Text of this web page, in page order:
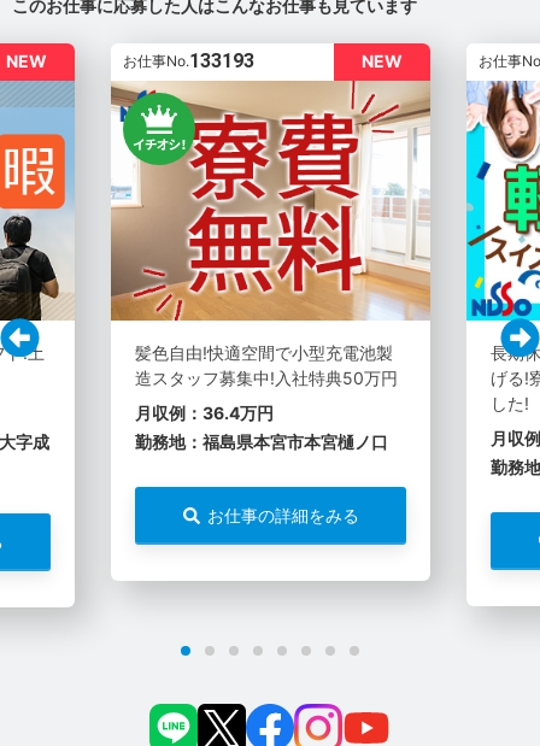
このお仕事に応募した人はこんなお仕事も見ています
NEW
ト!土
字成
NEW
お仕事No.133193
髪色自由!快適空間で小型充電池製
造スタッフ募集中!入社特典50万円
月収例：36.4万円
勤務地：福島県本宮市本宮樋ノ口
お仕事の詳細をみる
お仕事
長期
げる!
した!
月収
勤務